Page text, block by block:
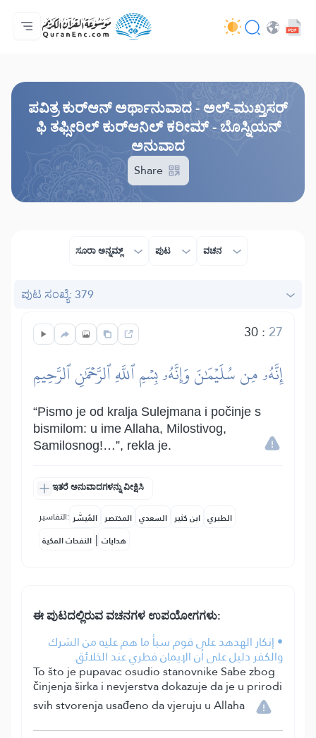
ಮುಖಪುಟ
ಅನುವಾದಗಳ ಸೂಚಿ
Audio
ಡೆವಲಪರ್ ಸೇವೆಗಳು - API
ಯೋಜನೆಯ ಬಗ್ಗೆ
ನಮ್ಮನ್ನು ಕರೆ ಮಾಡಿ
ಭಾಷೆ
ಪವಿತ್ರ ಕುರ್‌ಆನ್ ಅರ್ಥಾನುವಾದ - ಅಲ್-ಮುಖ್ತಸರ್
ಫಿ ತಫ್ಸೀರಿಲ್ ಕುರ್‌ಆನಿಲ್ ಕರೀಮ್ - ಬೊಸ್ನಿಯನ್
ಅನುವಾದ
Share
ಸೂರಾ ಅನ್ನಮ್ಲ್ ಪುಟ ವಚನ
ಪುಟ ಸಂಖ್ಯೆ: 379
30: 27
إِنَّهُۥ مِن سُلَيۡمَٰنَ وَإِنَّهُۥ بِسۡمِ ٱللَّهِ ٱلرَّحۡمَٰنِ ٱلرَّحِيمِ
“Pismo je od kralja Sulejmana i počinje s
bismilom: u ime Allaha, Milostivog,
Samilosnog!…”, rekla je.
ಇತರೆ ಅನುವಾದಗಳನ್ನು ವೀಕ್ಷಿಸಿ
التفاسير: المُيسَّر المختصر السعدي ابن كثير الطبري
النفحات المكية | هدايات
ಈ ಪುಟದಲ್ಲಿರುವ ವಚನಗಳ ಉಪಯೋಗಗಳು:
• إنكار الهدهد على قوم سبأ ما هم عليه من الشرك
والكفر دليل على أن الإيمان فطري عند الخلائق.
To što je pupavac osudio stanovnike Sabe zbog
činjenja širka i nevjerstva dokazuje da je u prirodi
svih stvorenja usađeno da vjeruju u Allaha